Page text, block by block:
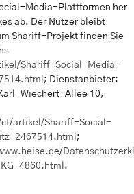
Media-Plattformen her
ab. Der Nutzer bleibt
Shariff-Projekt finden Sie
Shariff-Social-Media-
; Dienstanbieter:
Wiechert-Allee 10,
artikel/Shariff-Social-
2467514.html ;
4860.html .